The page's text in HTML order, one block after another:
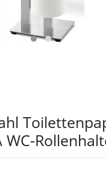
WC-